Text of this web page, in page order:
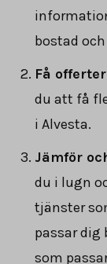
bostad
Få
du att få
i Alvesta.
Jämför
du i lugn
tjänster
passar dig
som